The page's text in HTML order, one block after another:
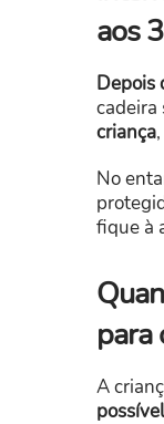
aos
Depois
cadeira
criança
No
fique à
para
A